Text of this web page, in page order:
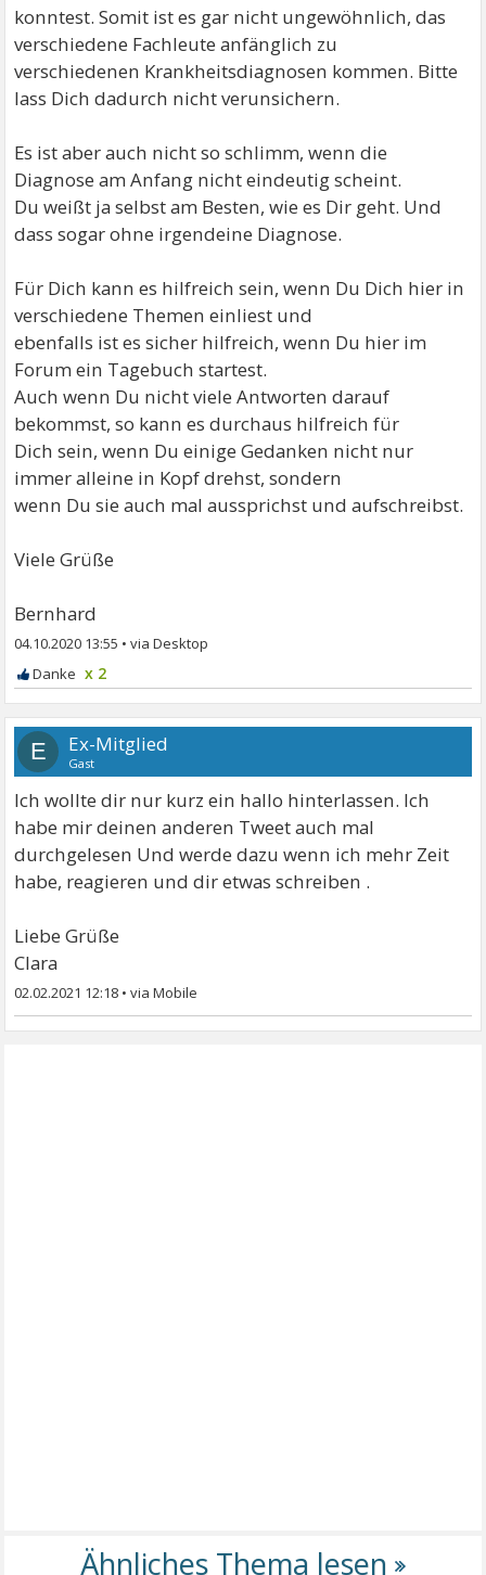
konntest. Somit ist es gar nicht ungewöhnlich, das
verschiedene Fachleute anfänglich zu
verschiedenen Krankheitsdiagnosen kommen. Bitte
lass Dich dadurch nicht verunsichern.
Es ist aber auch nicht so schlimm, wenn die
Diagnose am Anfang nicht eindeutig scheint.
Du weißt ja selbst am Besten, wie es Dir geht. Und
dass sogar ohne irgendeine Diagnose.
Für Dich kann es hilfreich sein, wenn Du Dich hier in
verschiedene Themen einliest und
ebenfalls ist es sicher hilfreich, wenn Du hier im
Forum ein Tagebuch startest.
Auch wenn Du nicht viele Antworten darauf
bekommst, so kann es durchaus hilfreich für
Dich sein, wenn Du einige Gedanken nicht nur
immer alleine in Kopf drehst, sondern
wenn Du sie auch mal aussprichst und aufschreibst.
Viele Grüße
Bernhard
04.10.2020 13:55 •
x 2
E Ex-Mitglied
Gast
Ich wollte dir nur kurz ein hallo hinterlassen. Ich
habe mir deinen anderen Tweet auch mal
durchgelesen Und werde dazu wenn ich mehr Zeit
habe, reagieren und dir etwas schreiben .
Liebe Grüße
Clara
02.02.2021 12:18 •